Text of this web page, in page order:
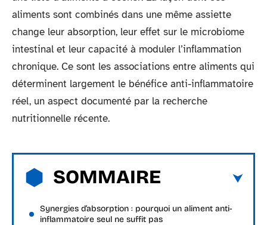
aliments sont combinés dans une même assiette
change leur absorption, leur effet sur le microbiome
intestinal et leur capacité à moduler l’inflammation
chronique. Ce sont les associations entre aliments qui
déterminent largement le bénéfice anti-inflammatoire
réel, un aspect documenté par la recherche
nutritionnelle récente.
SOMMAIRE
Synergies d’absorption : pourquoi un aliment anti-
inflammatoire seul ne suffit pas